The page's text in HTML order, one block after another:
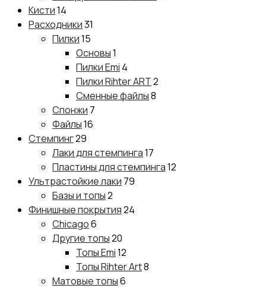
Кисти14
Расходники31
Пилки15
Основы1
Пилки Emi 4
Пилки Rihter ART2
Сменные файлы8
Спонжи 7
Файлы16
Стемпинг29
Лаки для стемпинга17
Пластины для стемпинга12
Ультрастойкие лаки 79
Базы и топы2
Финишные покрытия24
Chicago6
Другие топы20
Топы Emi12
Топы Rihter Art8
Матовые топы6